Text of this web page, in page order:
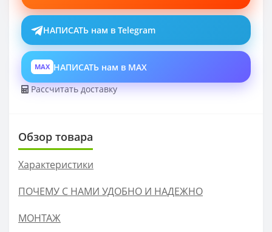
НАПИСАТЬ нам в Telegram
MAX НАПИСАТЬ нам в MAX
Рассчитать доставку
Обзор товара
Характеристики
ПОЧЕМУ С НАМИ УДОБНО И НАДЕЖНО
МОНТАЖ